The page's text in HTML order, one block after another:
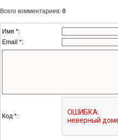
Всего комментариев: 0
Имя *:
Email *:
Код *: